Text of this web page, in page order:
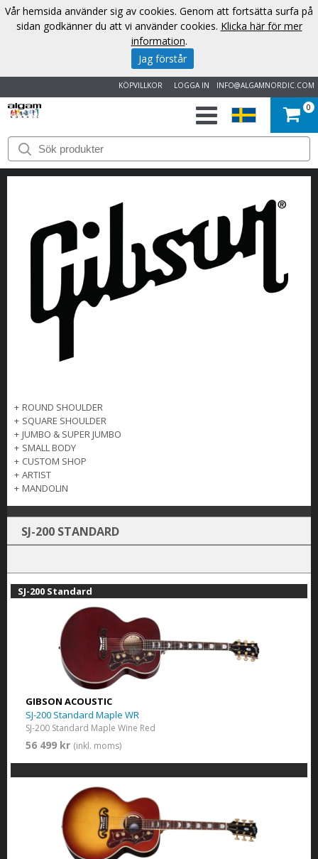
INFO@ALGAMNORDIC.COM
LOGGA IN
KÖPVILLKOR
START
VARUMÄRKEN
NYHETER
OM
OSS
KONTAKT
0
+ ROUND SHOULDER
+ SQUARE SHOULDER
+ JUMBO & SUPER JUMBO
+ SMALL BODY
+ CUSTOM SHOP
+ ARTIST
+ MANDOLIN
SJ-200 STANDARD
SJ-200 Standard
GIBSON ACOUSTIC
SJ-200 Standard Maple WR
SJ-200 Standard Maple Wine Red
56 499 kr (inkl. moms)
Vår hemsida använder sig av cookies. Genom att fortsätta surfa på
sidan godkänner du att vi använder cookies. Klicka här för mer
information.
Jag förstår